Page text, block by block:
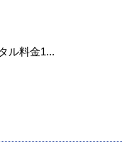
ル料金1...